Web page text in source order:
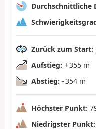
Durchschnittliche
Zurück zum Start:
Aufstieg: + 355 m
Abstieg: - 354 m
Höchster Punkt:
Niedrigster Punkt: